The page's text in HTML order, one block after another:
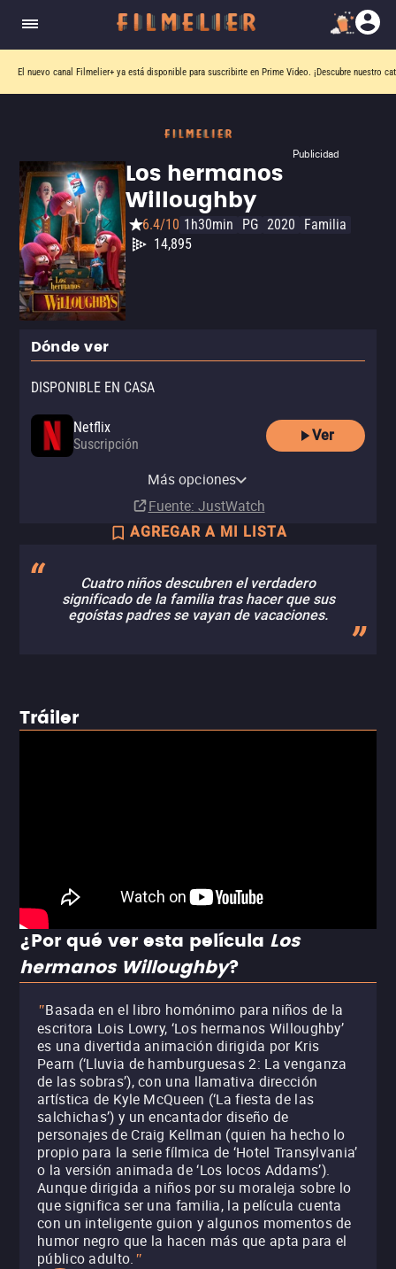
El nuevo canal Filmelier+ ya está disponible para suscribirte en Prime Video. ¡Descubre nuestro
Publicidad
Los hermanos
Willoughby
6.4/10 1h30min PG 2020
Familia
14,895
Dónde ver
DISPONIBLE EN CASA
Netflix
Suscripción
Ver
Más opciones
Fuente: JustWatch
AGREGAR A MI LISTA
Cuatro niños descubren el verdadero
significado de la familia tras hacer que sus
egoístas padres se vayan de vacaciones.
Tráiler
¿Por qué ver esta película Los
hermanos Willoughby?
"Basada en el libro homónimo para niños de la
escritora Lois Lowry, ‘Los hermanos Willoughby’
es una divertida animación dirigida por Kris
Pearn (‘Lluvia de hamburguesas 2: La venganza
de las sobras’), con una llamativa dirección
artística de Kyle McQueen (‘La fiesta de las
salchichas’) y un encantador diseño de
personajes de Craig Kellman (quien ha hecho lo
propio para la serie fílmica de ‘Hotel Transylvania’
o la versión animada de ‘Los locos Addams’).
Aunque dirigida a niños por su moraleja sobre lo
que significa ser una familia, la película cuenta
con un inteligente guion y algunos momentos de
humor negro que la hacen más que apta para el
público adulto. "